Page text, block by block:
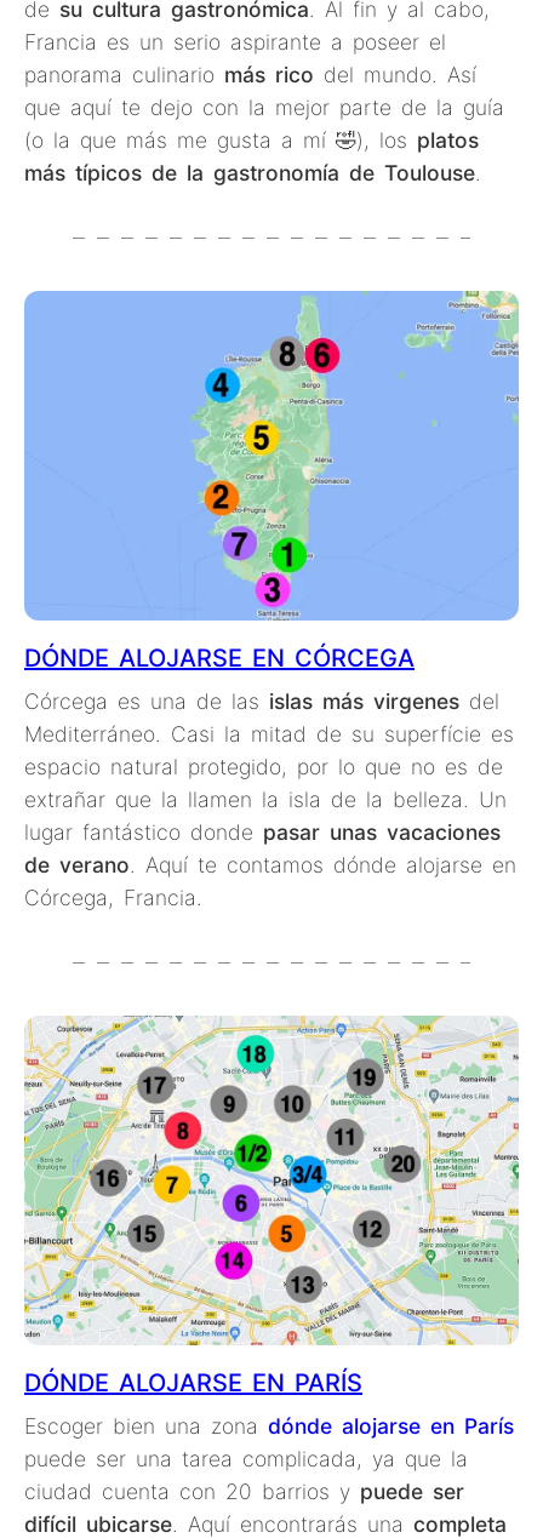
de su cultura gastronómica. Al fin y al cabo,
Francia es un serio aspirante a poseer el
panorama culinario más rico del mundo. Así
que aquí te dejo con la mejor parte de la guía
(o la que más me gusta a mí 🤣), los platos
más típicos de la gastronomía de Toulouse.
DÓNDE ALOJARSE EN CÓRCEGA
Córcega es una de las islas más virgenes del
Mediterráneo. Casi la mitad de su superfície es
espacio natural protegido, por lo que no es de
extrañar que la llamen la isla de la belleza. Un
lugar fantástico donde pasar unas vacaciones
de verano. Aquí te contamos dónde alojarse en
Córcega, Francia.
DÓNDE ALOJARSE EN PARÍS
Escoger bien una zona dónde alojarse en París
puede ser una tarea complicada, ya que la
ciudad cuenta con 20 barrios y puede ser
difícil ubicarse. Aquí encontrarás una completa